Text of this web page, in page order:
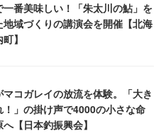
一番美味しい！「朱太川の鮎」を
地域づくりの講演会を開催【北海
】
マコガレイの放流を体験。「大き
！」の掛け声で4000の小さな命
【日本釣振興会】